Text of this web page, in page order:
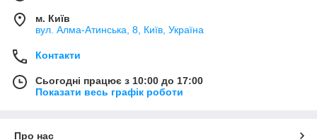
м. Київ
вул. Алма-Атинська, 8, Київ, Україна
Контакти
Сьогодні працює з 10:00 до 17:00
Показати весь графік роботи
Про нас